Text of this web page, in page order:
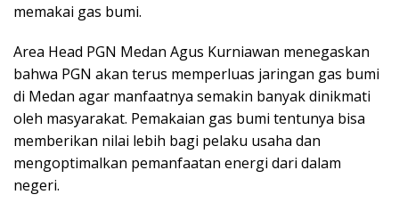
memakai gas bumi.
Area Head PGN Medan Agus Kurniawan menegaskan
bahwa PGN akan terus memperluas jaringan gas bumi
di Medan agar manfaatnya semakin banyak dinikmati
oleh masyarakat. Pemakaian gas bumi tentunya bisa
memberikan nilai lebih bagi pelaku usaha dan
mengoptimalkan pemanfaatan energi dari dalam
negeri.